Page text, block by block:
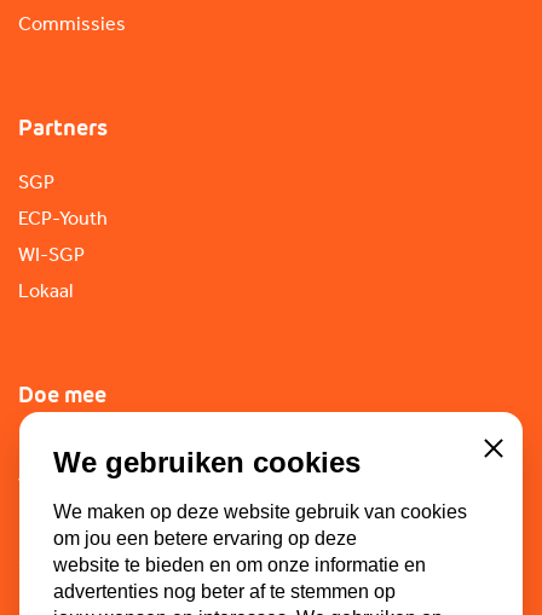
Commissies
Partners
SGP
ECP-Youth
WI-SGP
Lokaal
Doe mee
Lid worden
Vacatures
Doneren
Sponsoren
We gebruiken cookies
We maken op deze website gebruik van cookies
om jou een betere ervaring op deze
website te bieden en om onze informatie en
advertenties nog beter af te stemmen op
Close